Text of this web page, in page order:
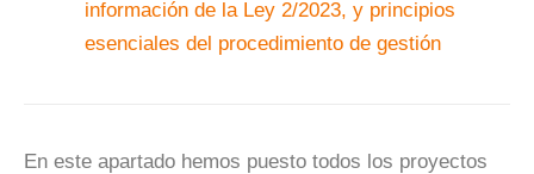
información de la Ley 2/2023, y principios
esenciales del procedimiento de gestión
En este apartado hemos puesto todos los proyectos